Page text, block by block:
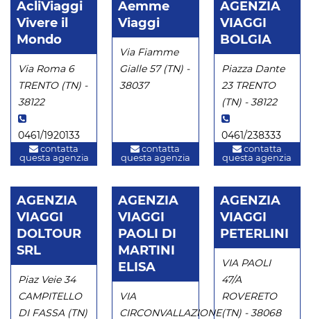
AcliViaggi
Vivere il
Mondo
Via Roma 6
TRENTO (TN) -
38122
0461/1920133
contatta
questa agenzia
Aemme
Viaggi
Via Fiamme
Gialle 57 (TN) -
38037
contatta
questa agenzia
AGENZIA
VIAGGI
BOLGIA
Piazza Dante
23 TRENTO
(TN) - 38122
0461/238333
contatta
questa agenzia
AGENZIA
VIAGGI
DOLTOUR
SRL
Piaz Veie 34
CAMPITELLO
DI FASSA (TN)
AGENZIA
VIAGGI
PAOLI DI
MARTINI
ELISA
VIA
CIRCONVALLAZIONE
AGENZIA
VIAGGI
PETERLINI
VIA PAOLI
47/A
ROVERETO
(TN) - 38068